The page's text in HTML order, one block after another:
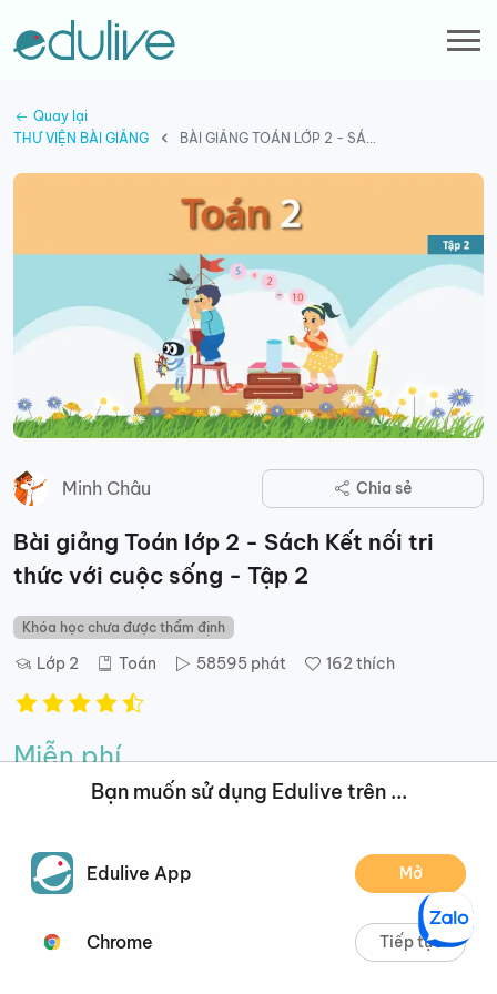
Quay lại
THƯ VIỆN BÀI GIẢNG
BÀI GIẢNG TOÁN LỚP 2 - SÁCH KẾT NỐI TRI THỨC VỚI CUỘC SỐNG - TẬP 2
Minh Châu Chia sẻ
Bài giảng Toán lớp 2 - Sách Kết nối tri
thức với cuộc sống - Tập 2
Khóa học chưa được thẩm định
Lớp 2 Toán 58595 phát 162thích
Miễn phí
Mô tả Nội dung Đề xuất
Bạn muốn sử dụng Edulive trên ...
Edulive App Mở
Chrome Tiếp tục